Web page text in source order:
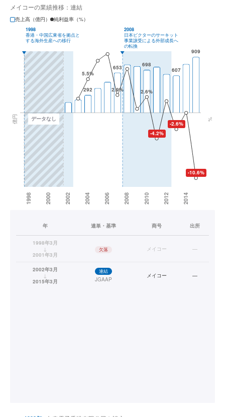
メイコーの業績推移：連結
売上高（億円）
純利益率（%）
年 連単・基準 商号 出所
1998年3月
↓
2001年3月
欠落 メイコー —
2002年3月
↓
2015年3月
連結
JGAAP
メイコー —